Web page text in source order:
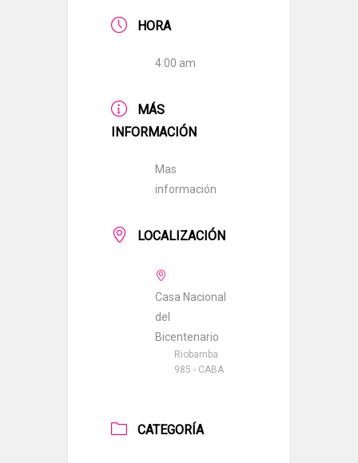
HORA
4:00 am
MÁS
INFORMACIÓN
Mas
información
LOCALIZACIÓN
Casa Nacional
del
Bicentenario
Riobamba
985 - CABA
CATEGORÍA